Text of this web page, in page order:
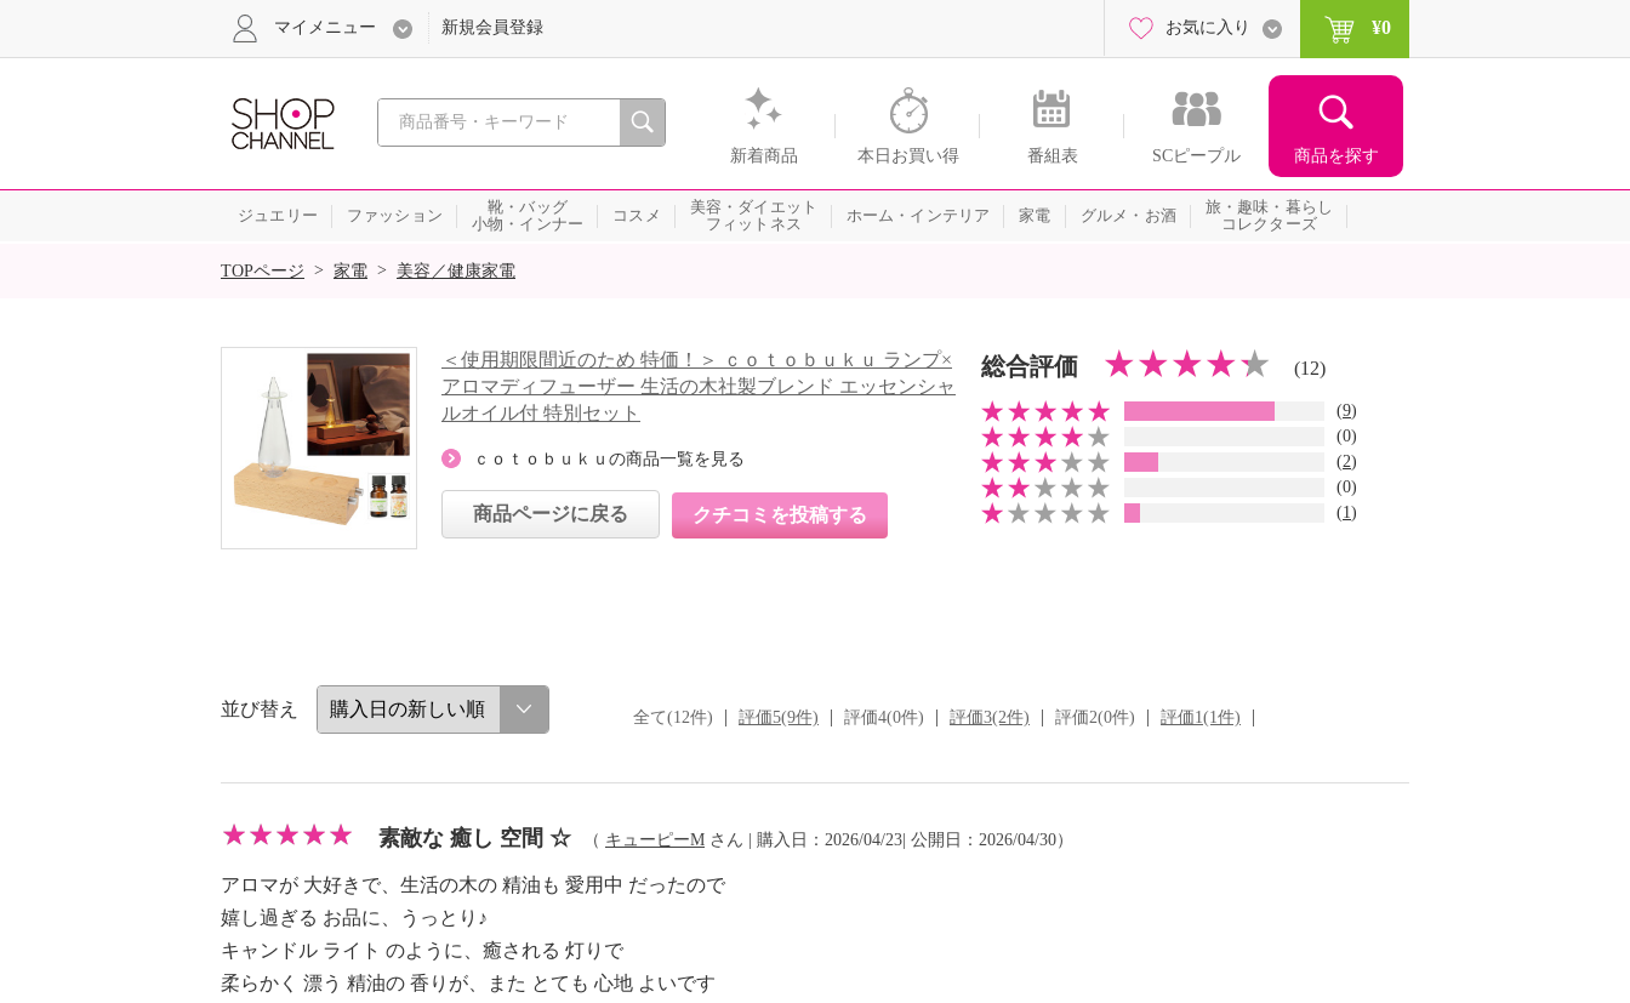
心おどる、瞬間を。通販・テレビショッピングのショップチャンネル
新着商品 本日お買い得 番組表 SCピープル 商品を探す
マイメニュー 新規会員登録 お気に入り ¥0
ジュエリー ファッション
靴・バッグ
小物・インナー
コスメ
美容・ダイエット
フィットネス
ホーム・インテリア 家電 グルメ・お酒
旅・趣味・暮らし
コレクターズ
SALE
TOPページ > 家電 > 美容／健康家電
＜使用期限間近のため 特価！＞ ｃｏｔｏｂｕｋｕ ランプ×
アロマディフューザー 生活の木社製ブレンド エッセンシャ
ルオイル付 特別セット
ｃｏｔｏｂｕｋｕの商品一覧を見る
商品ページに戻る クチコミを投稿する
総合評価 (12)
(9)
(0)
(2)
(0)
(1 )
並び替え 全て(12件) 評価5(9件) 評価4(0件) 評価3(2件) 評価2(0件) 評価1(1件)
素敵な 癒し 空間 ☆ （ キューピーM さん | 購入日：2026/04/23| 公開日：2026/04/30）
アロマが 大好きで、生活の木の 精油も 愛用中 だったので
嬉し過ぎる お品に、うっとり♪
キャンドル ライト のように、癒される 灯りで
柔らかく 漂う 精油の 香りが、また とても 心地 よいです